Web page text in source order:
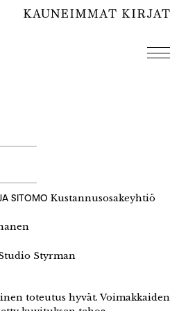
SITOMO Kustannusosakeyhtiö
Styrman
toteutus hyvät. Voimakkaiden